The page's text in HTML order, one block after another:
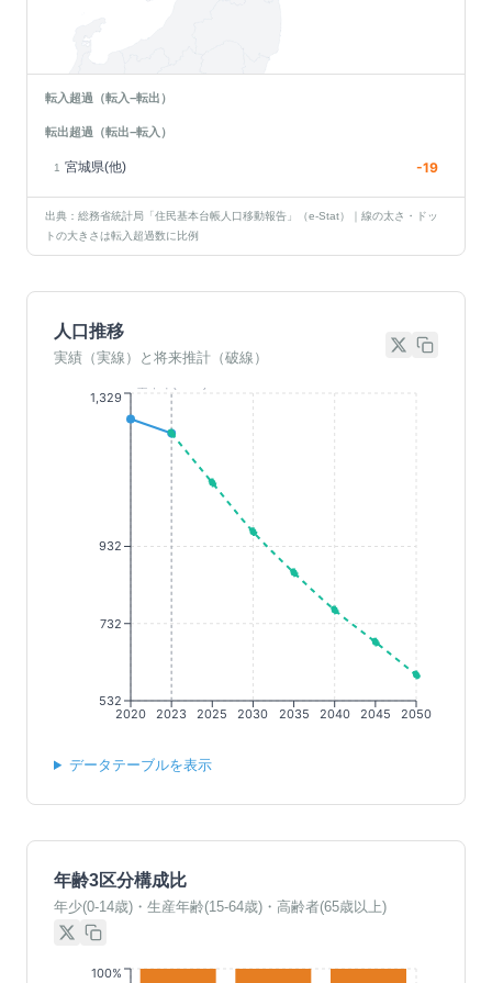
転入超過（転入−転出）
転出超過（転出−転入）
1 宮城県(他) -19
出典：総務省統計局「住民基本台帳人口移動報告」（e-Stat）｜線の太さ・ドッ
トの大きさは転入超過数に比例
人口推移
実績（実線）と将来推計（破線）
2020 2023 2025 2030 2035 2040 2045 2050
532
732
932
1,329
データテーブルを表示
年齢3区分構成比
年少(0-14歳)・生産年齢(15-64歳)・高齢者(65歳以上)
100%